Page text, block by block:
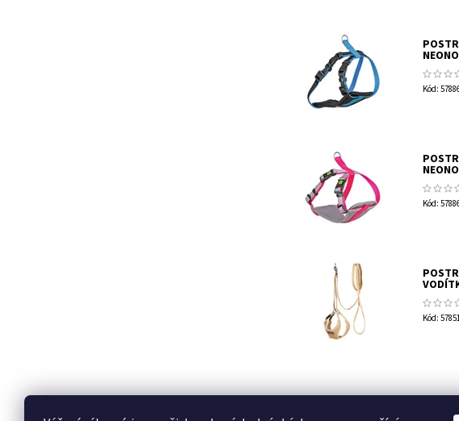
Kód:
Kód:
Kód:
Buďte první, kdo napíše